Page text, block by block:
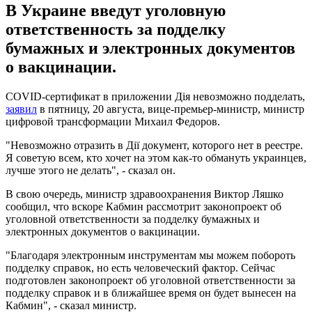
В Украине введут уголовную
ответственность за подделку
бумажных и электронных документов
о вакцинации.
COVID-сертификат в приложении Дія невозможно подделать,
заявил в пятницу, 20 августа, вице-премьер-министр, министр
цифровой трансформации Михаил Федоров.
"Невозможно отразить в Дії документ, которого нет в реестре.
Я советую всем, кто хочет на этом как-то обмануть украинцев,
лучше этого не делать", - сказал он.
В свою очередь, министр здравоохранения Виктор Ляшко
сообщил, что вскоре Кабмин рассмотрит законопроект об
уголовной ответственности за подделку бумажных и
электронных документов о вакцинации.
"Благодаря электронным инструментам мы можем побороть
подделку справок, но есть человеческий фактор. Сейчас
подготовлен законопроект об уголовной ответственности за
подделку справок и в ближайшее время он будет вынесен на
Кабмин", - сказал министр.